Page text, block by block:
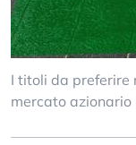
I titoli da preferire
mercato